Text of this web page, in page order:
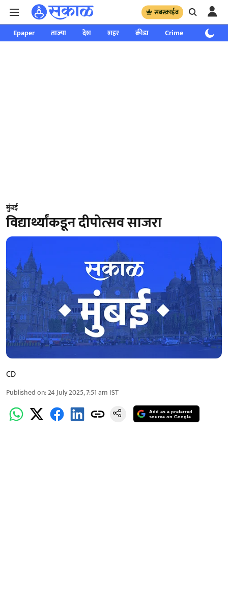
सबस्क्राईब
Epaper ताज्या देश शहर क्रीडा Crime साप्ताहिक
मुंबई
विद्यार्थ्यांकडून दीपोत्सव साजरा
CD
Published on:24 July 2025, 7:51 am IST
Add as a preferred
source on Google